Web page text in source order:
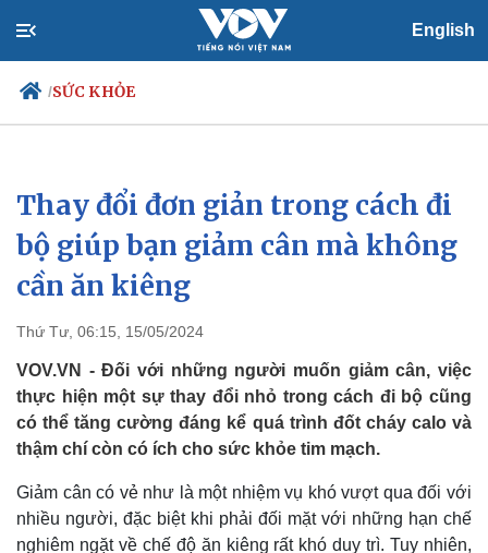
English
/SỨC KHỎE
Chính trị
Đảng
Tổ chức nhân sự
Quốc hội
Xã hội
Tin 24h
Dự báo thời tiết
Thay đổi đơn giản trong cách đi
bộ giúp bạn giảm cân mà không
cần ăn kiêng
Thứ Tư, 06:15, 15/05/2024
VOV.VN - Đối với những người muốn giảm cân, việc
thực hiện một sự thay đổi nhỏ trong cách đi bộ cũng
có thể tăng cường đáng kể quá trình đốt cháy calo và
thậm chí còn có ích cho sức khỏe tim mạch.
Giảm cân có vẻ như là một nhiệm vụ khó vượt qua đối với
nhiều người, đặc biệt khi phải đối mặt với những hạn chế
nghiêm ngặt về chế độ ăn kiêng rất khó duy trì. Tuy nhiên,